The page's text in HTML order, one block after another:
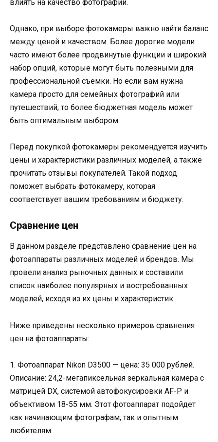
влиять на качество фотографий.
Однако, при выборе фотокамеры важно найти баланс
между ценой и качеством. Более дорогие модели
часто имеют более продвинутые функции и широкий
набор опций, которые могут быть полезными для
профессиональной съемки. Но если вам нужна
камера просто для семейных фотографий или
путешествий, то более бюджетная модель может
быть оптимальным выбором.
Перед покупкой фотокамеры рекомендуется изучить
цены и характеристики различных моделей, а также
прочитать отзывы покупателей. Такой подход
поможет выбрать фотокамеру, которая
соответствует вашим требованиям и бюджету.
Сравнение цен
В данном разделе представлено сравнение цен на
фотоаппараты различных моделей и брендов. Мы
провели анализ рыночных данных и составили
список наиболее популярных и востребованных
моделей, исходя из их цены и характеристик.
Ниже приведены несколько примеров сравнения
цен на фотоаппараты:
1. Фотоаппарат Nikon D3500 — цена: 35 000 рублей.
Описание: 24,2-мегапиксельная зеркальная камера с
матрицей DX, системой автофокусировки AF-P и
объективом 18-55 мм. Этот фотоаппарат подойдет
как начинающим фотографам, так и опытным
любителям.